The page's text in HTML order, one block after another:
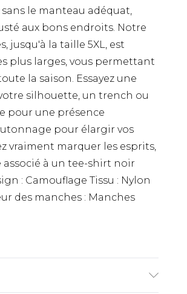
le manteau adéquat,
aux bons endroits. Notre
jusqu'à la taille 5XL, est
plus larges, vous permettant
la saison. Essayez une
silhouette, un trench ou
pour une présence
pour élargir vos
vraiment marquer les esprits,
à un tee-shirt noir
: Camouflage Tissu : Nylon
des manches : Manches